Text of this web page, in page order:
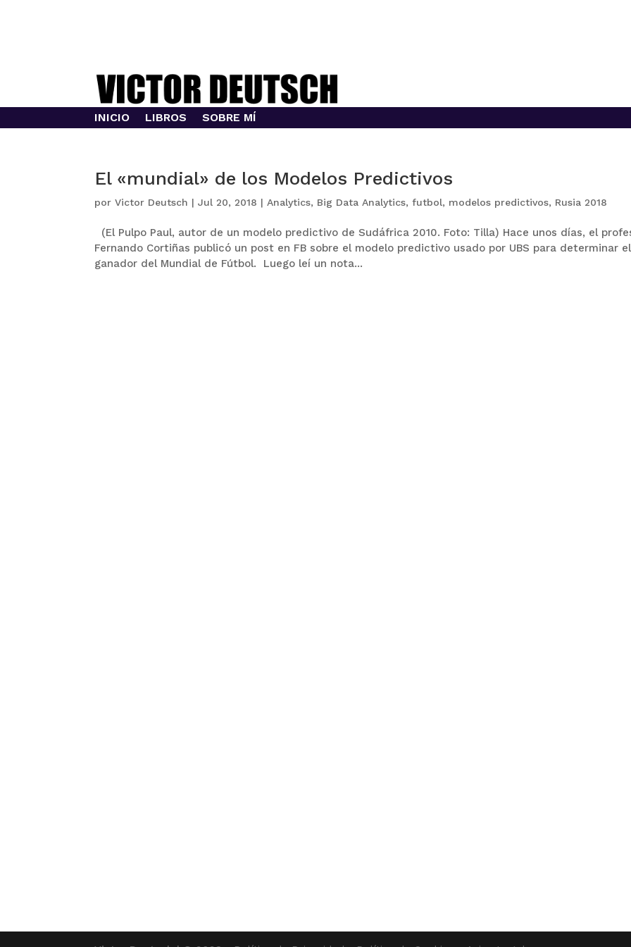
INICIO LIBROS SOBRE MÍ
El «mundial» de los Modelos Predictivos
porVictor Deutsch |Jul 20, 2018 |Analytics, Big Data Analytics,futbol, modelos predictivos, Rusia 2018
(El Pulpo Paul, autor de un modelo predictivo de Sudáfrica 2010. Foto: Tilla) Hace unos días, el
Fernando Cortiñas publicó un post en FB sobre el modelo predictivo usado por UBS para determinar el
ganador del Mundial de Fútbol. Luego leí un nota...